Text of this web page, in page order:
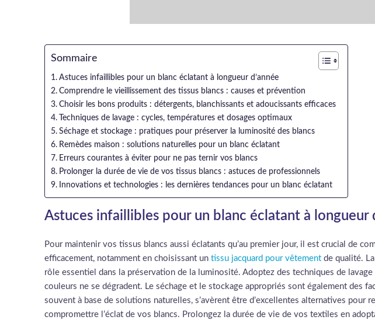
Sommaire
Astuces infaillibles pour un blanc éclatant à longueur d’année
Comprendre le vieillissement des tissus blancs : causes et prévention
Choisir les bons produits : détergents, blanchissants et adoucissants efficaces
Techniques de lavage : cycles, températures et dosages optimaux
Séchage et stockage : pratiques pour préserver la luminosité des blancs
Remèdes maison : solutions naturelles pour un blanc éclatant
Erreurs courantes à éviter pour ne pas ternir vos blancs
Prolonger la durée de vie de vos tissus blancs : astuces de professionnels
Innovations et technologies : les dernières tendances pour un blanc éclatant
Astuces infaillibles pour un blanc éclatant à longueur
Pour maintenir vos tissus blancs aussi éclatants qu’au premier jour, il est crucial de
efficacement, notamment en choisissant un tissu jacquard pour vêtement de qualité.
rôle essentiel dans la préservation de la luminosité. Adoptez des techniques de
couleurs ne se dégradent. Le séchage et le stockage appropriés sont également des
souvent à base de solutions naturelles, s’avèrent être d’excellentes alternatives
compromettre l’éclat de vos blancs. Prolongez la durée de vie de vos textiles en